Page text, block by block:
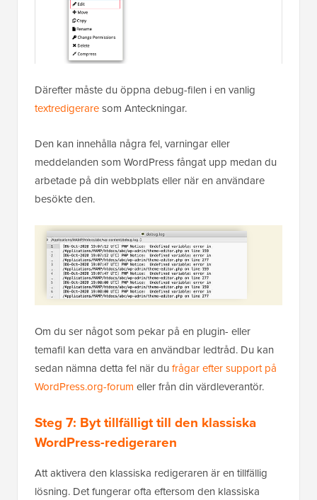
Därefter måste du öppna debug-filen i en vanlig
textredigeraresom Anteckningar.
Den kan innehålla några fel, varningar eller
meddelanden som WordPress fångat upp medan du
arbetade på din webbplats eller när en användare
besökte den.
Om du ser något som pekar på en plugin- eller
temafil kan detta vara en användbar ledtråd. Du kan
sedan nämna detta fel när du frågar efter support på
WordPress.org-forum eller från din värdleverantör.
Steg 7: Byt tillfälligt till den klassiska
WordPress-redigeraren
Att aktivera den klassiska redigeraren är en tillfällig
lösning. Det fungerar ofta eftersom den klassiska